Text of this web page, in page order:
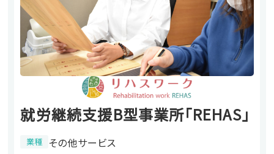
就労継続支援B型事業所「REHAS」
業種 その他サービス